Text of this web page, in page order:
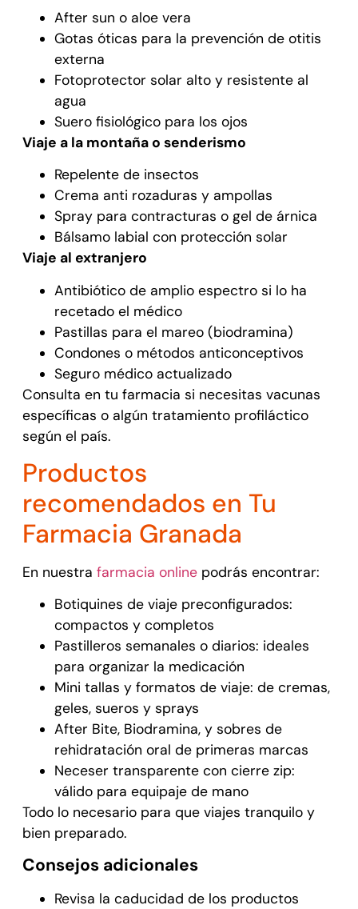
After sun o aloe vera
Gotas óticas para la prevención de otitis
externa
Fotoprotector solar alto y resistente al
agua
Suero fisiológico para los ojos
Viaje a la montaña o senderismo
Repelente de insectos
Crema anti rozaduras y ampollas
Spray para contracturas o gel de árnica
Bálsamo labial con protección solar
Viaje al extranjero
Antibiótico de amplio espectro si lo ha
recetado el médico
Pastillas para el mareo (biodramina)
Condones o métodos anticonceptivos
Seguro médico actualizado
Consulta en tu farmacia si necesitas vacunas
específicas o algún tratamiento profiláctico
según el país.
Productos
recomendados en Tu
Farmacia Granada
En nuestra farmacia onlinepodrás encontrar:
Botiquines de viaje preconfigurados:
compactos y completos
Pastilleros semanales o diarios: ideales
para organizar la medicación
Mini tallas y formatos de viaje: de cremas,
geles, sueros y sprays
After Bite, Biodramina, y sobres de
rehidratación oral de primeras marcas
Neceser transparente con cierre zip:
válido para equipaje de mano
Todo lo necesario para que viajes tranquilo y
bien preparado.
Consejos adicionales
Revisa la caducidad de los productos